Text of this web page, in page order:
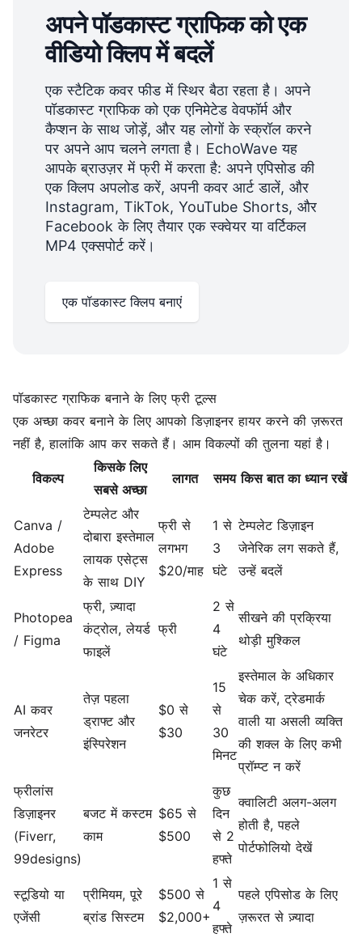
अपने पॉडकास्ट ग्राफिक को एक
वीडियो क्लिप में बदलें
एक स्टैटिक कवर फीड में स्थिर बैठा रहता है। अपने
पॉडकास्ट ग्राफिक को एक एनिमेटेड वेवफॉर्म और
कैप्शन के साथ जोड़ें, और यह लोगों के स्क्रॉल करने
पर अपने आप चलने लगता है। EchoWave यह
आपके ब्राउज़र में फ्री में करता है: अपने एपिसोड की
एक क्लिप अपलोड करें, अपनी कवर आर्ट डालें, और
Instagram, TikTok, YouTube Shorts, और
Facebook के लिए तैयार एक स्क्वेयर या वर्टिकल
MP4 एक्सपोर्ट करें।
एक पॉडकास्ट क्लिप बनाएं
पॉडकास्ट ग्राफिक बनाने के लिए फ्री टूल्स
एक अच्छा कवर बनाने के लिए आपको डिज़ाइनर हायर करने की ज़रूरत
नहीं है, हालांकि आप कर सकते हैं। आम विकल्पों की तुलना यहां है।
विकल्प
किसके लिए
सबसे अच्छा
लागत समय किस बात का ध्यान रखें
Canva /
Adobe
Express
टेम्पलेट और
दोबारा इस्तेमाल
लायक एसेट्स
के साथ DIY
फ्री से
लगभग
$20/माह
1 से
3
घंटे
टेम्पलेट डिज़ाइन
जेनेरिक लग सकते हैं,
उन्हें बदलें
Photopea
/ Figma
फ्री, ज़्यादा
कंट्रोल, लेयर्ड
फाइलें
फ्री
2 से
4
घंटे
सीखने की प्रक्रिया
थोड़ी मुश्किल
AI कवर
जनरेटर
तेज़ पहला
ड्राफ्ट और
इंस्पिरेशन
$0 से
$30
15
से
30
मिनट
इस्तेमाल के अधिकार
चेक करें, ट्रेडमार्क
वाली या असली व्यक्ति
की शक्ल के लिए कभी
प्रॉम्प्ट न करें
फ्रीलांस
डिज़ाइनर
(Fiverr,
99designs)
बजट में कस्टम
काम
$65 से
$500
कुछ
दिन
से 2
हफ्ते
क्वालिटी अलग-अलग
होती है, पहले
पोर्टफोलियो देखें
स्टूडियो या
एजेंसी
प्रीमियम, पूरे
ब्रांड सिस्टम
$500 से
$2,000+
1 से
4
हफ्ते
पहले एपिसोड के लिए
ज़रूरत से ज़्यादा